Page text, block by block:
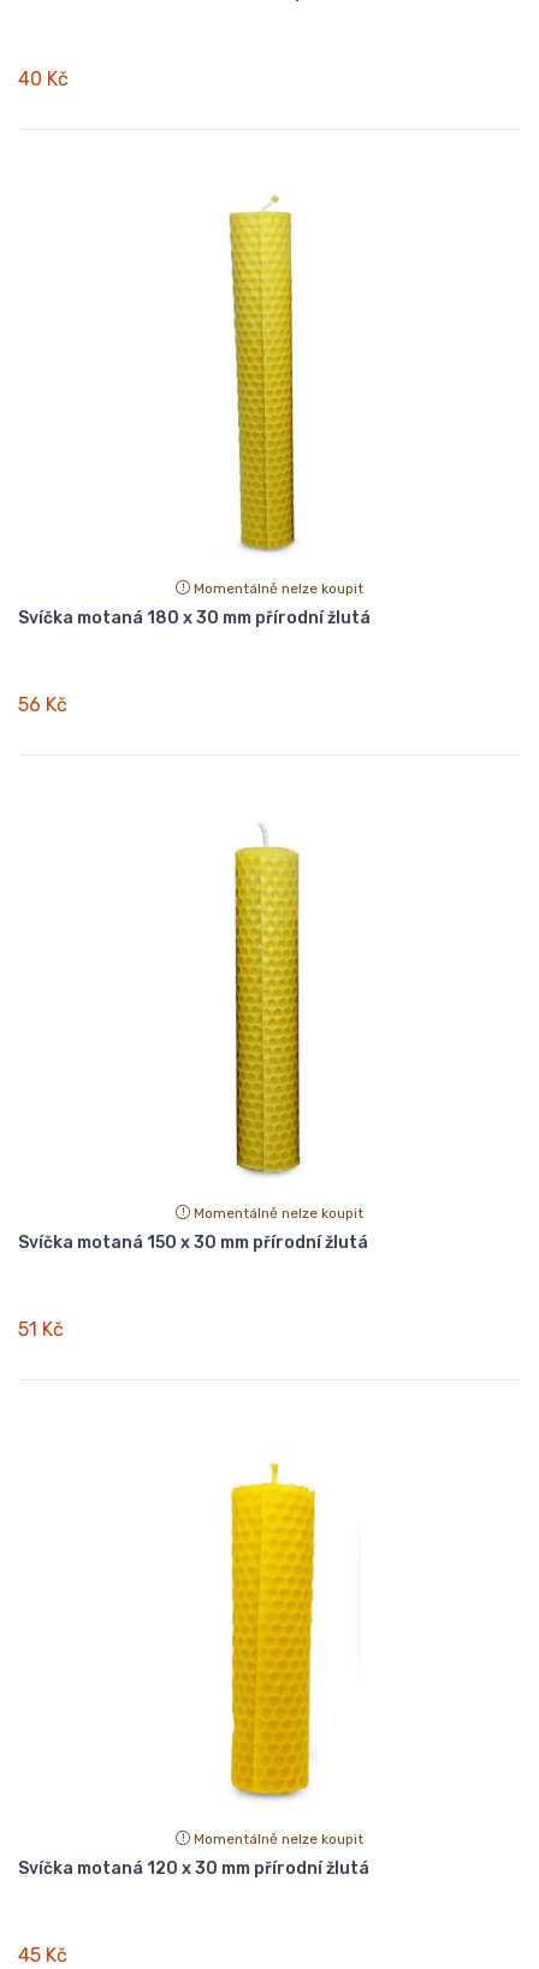
40 Kč
Momentálně nelze koupit
Svíčka motaná 180 x 30 mm přírodní žlutá
56 Kč
Momentálně nelze koupit
Svíčka motaná 150 x 30 mm přírodní žlutá
51 Kč
Momentálně nelze koupit
Svíčka motaná 120 x 30 mm přírodní žlutá
45 Kč